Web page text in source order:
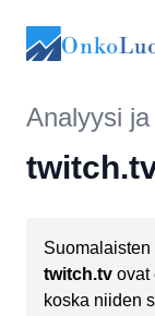
Onko
Analyysi
Suomalaisten
twitch.tv ovat
koska niiden